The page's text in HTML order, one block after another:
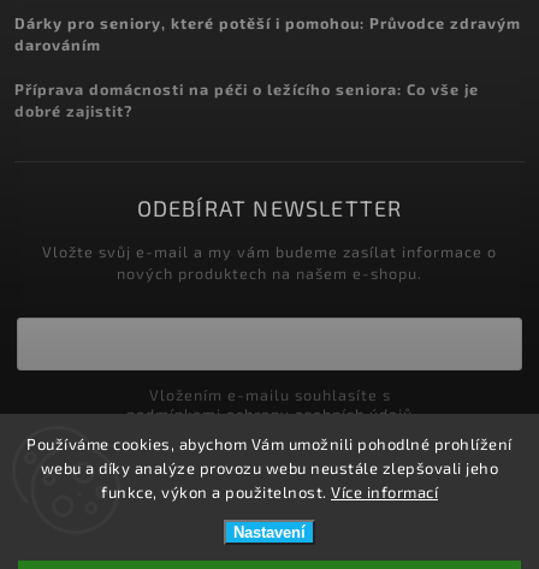
Používáme cookies, abychom Vám umožnili pohodlné prohlížení
webu a díky analýze provozu webu neustále zlepšovali jeho
funkce, výkon a použitelnost. Více informací
Nastavení
Dárky pro seniory, které potěší i pomohou: Průvodce zdravým
darováním
Příprava domácnosti na péči o ležícího seniora: Co vše je
dobré zajistit?
ODEBÍRAT NEWSLETTER
Vložte svůj e-mail a my vám budeme zasílat informace o
nových produktech na našem e-shopu.
podmínkami ochrany osobních údajů
Přihlásit se